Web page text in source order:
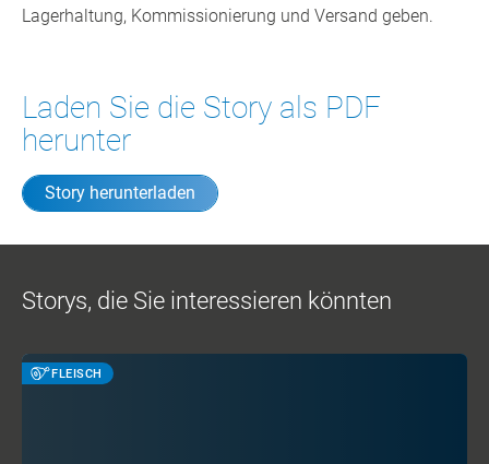
Lagerhaltung, Kommissionierung und Versand geben.
Laden Sie die Story als PDF
herunter
Story herunterladen
Storys, die Sie interessieren könnten
FLEISCH